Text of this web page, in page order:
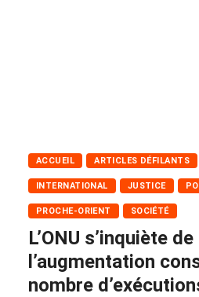
ACCUEIL ARTICLES DÉFILANTS
INTERNATIONAL JUSTICE
PROCHE-ORIENT SOCIÉTÉ
L’ONU s’inquiète de
l’augmentation
nombre